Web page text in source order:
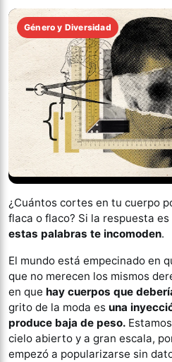
Género y Diversidad
¿Cuántos cortes en tu cuerpo
flaca o flaco? Si la respuesta
estas palabras te incomoden.
El mundo está empecinado en
que no merecen los mismos
en que hay cuerpos que
grito de la moda es una
produce baja de peso.
cielo abierto y a gran escala,
empezó a popularizarse sin